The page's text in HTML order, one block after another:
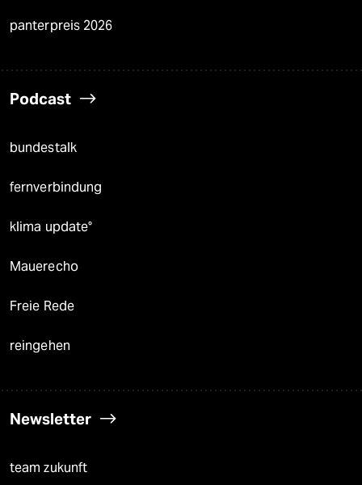
panterpreis 2026
Podcast
bundestalk
fernverbindung
klima update°
Mauerecho
Freie Rede
reingehen
Newsletter
team zukunft